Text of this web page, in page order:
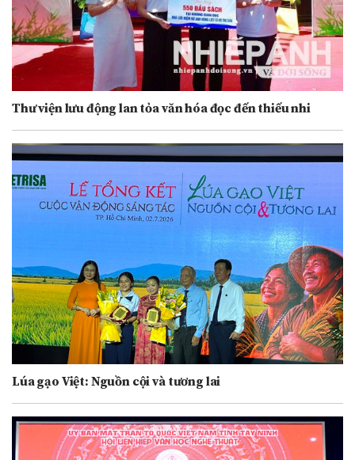
Thư viện lưu động lan tỏa văn hóa đọc đến thiếu nhi
Lúa gạo Việt: Nguồn cội và tương lai